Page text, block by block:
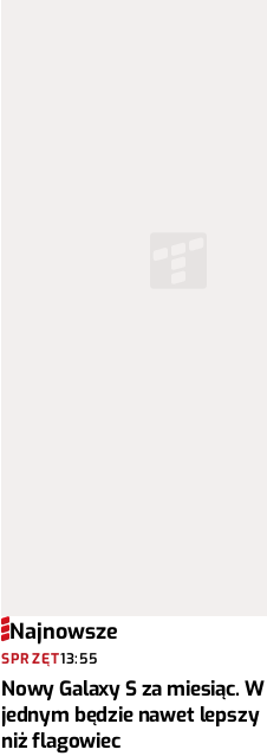
Najnowsze
SPRZĘT13:55
Nowy Galaxy S za miesiąc. W
jednym będzie nawet lepszy
niż flagowiec